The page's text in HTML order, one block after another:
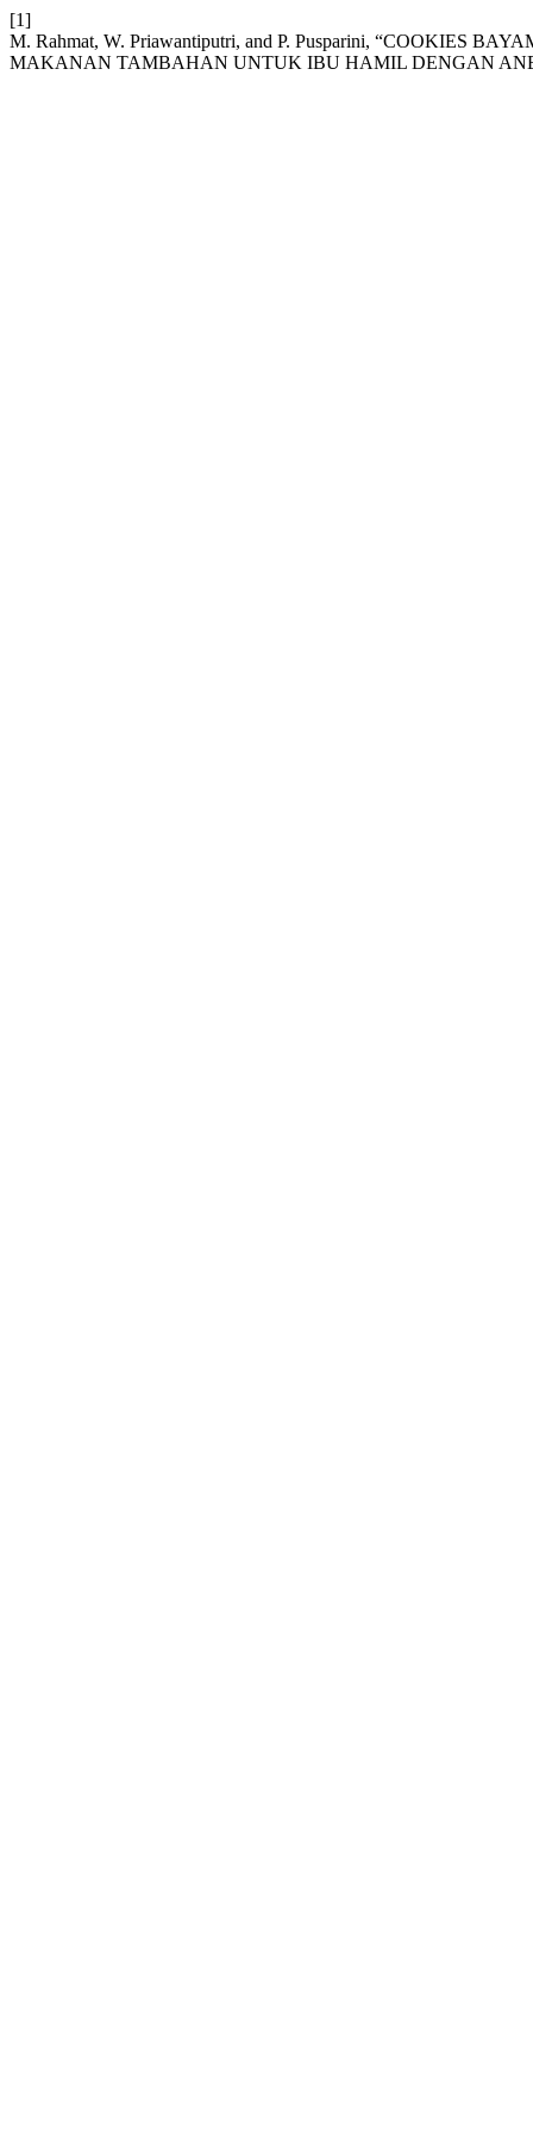
[1]
M. Rahmat, W. Priawantiputri, and P. Pusparini, “COOKIES
MAKANAN TAMBAHAN UNTUK IBU HAMIL DENGAN